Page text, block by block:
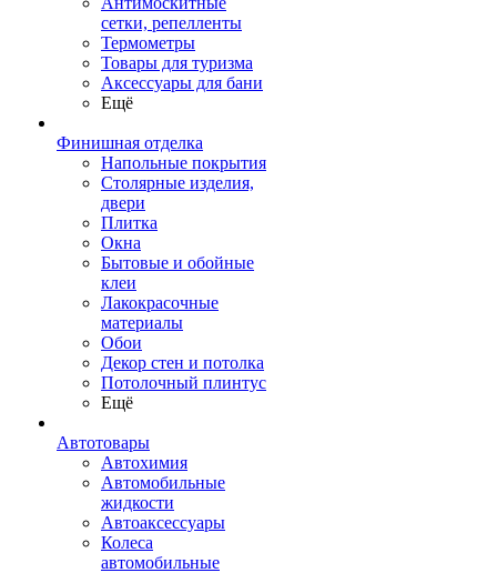
сетки, репелленты
Термометры
Товары для туризма
Аксессуары для бани
Ещё
Финишная отделка
Напольные покрытия
Столярные изделия,
двери
Плитка
Окна
Бытовые и обойные
клеи
Лакокрасочные
материалы
Обои
Декор стен и потолка
Потолочный плинтус
Ещё
Автотовары
Автохимия
Автомобильные
жидкости
Автоаксессуары
Колеса
автомобильные